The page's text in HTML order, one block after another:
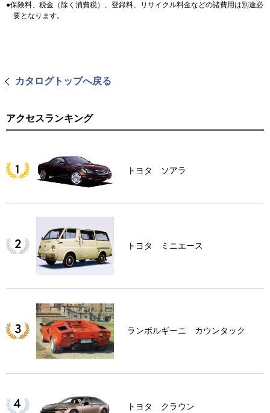
保険料、税金（除く消費税）、登録料、リサイクル料金などの諸費用は別途必
要となります。
カタログトップへ戻る
アクセスランキング
トヨタ ソアラ
トヨタ ミニエース
ランボルギーニ カウンタック
トヨタ クラウン